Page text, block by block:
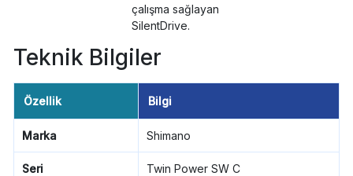
çalışma sağlayan
SilentDrive.
Teknik Bilgiler
Özellik Bilgi
Marka Shimano
Seri Twin Power SW C